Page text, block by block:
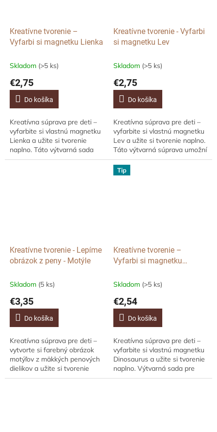
Kreatívne tvorenie –
Vyfarbi si magnetku Lienka
Skladom (>5 ks)
€2,75
Do košíka
Kreatívna súprava pre deti –
vyfarbite si vlastnú magnetku
Lienka a užite si tvorenie
naplno. Táto výtvarná sada
umožní deťom vytvoriť si
Kreatívne tvorenie - Vyfarbi
si magnetku Lev
Skladom (>5 ks)
€2,75
Do košíka
Kreatívna súprava pre deti –
vyfarbite si vlastnú magnetku
Lev a užite si tvorenie naplno.
Táto výtvarná súprava umožní
deťom vytvoriť si originálnu
drevenú magnetku leva,
ktorú...
Kreatívne tvorenie - Lepíme
obrázok z peny - Motýle
Skladom (5 ks)
€3,35
Do košíka
Kreatívna súprava pre deti –
vytvorte si farebný obrázok
motýľov z mäkkých penových
dielikov a užite si tvorenie
plnej fantázie. Deti postupne
Tip
Kreatívne tvorenie –
Vyfarbi si magnetku
Skladom (>5 ks)
€2,54
Do košíka
Kreatívna súprava pre deti –
vyfarbite si vlastnú magnetku
Dinosaurus a užite si tvorenie
naplno. Výtvarná sada pre
deti – vyfarbite si vlastnú